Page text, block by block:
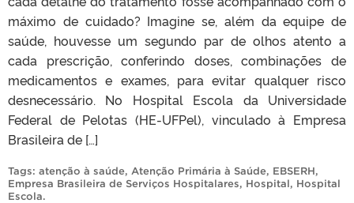
máximo de cuidado? Imagine se, além da equipe de
saúde, houvesse um segundo par de olhos atento a
cada prescrição, conferindo doses, combinações de
medicamentos e exames, para evitar qualquer risco
desnecessário. No Hospital Escola da Universidade
Federal de Pelotas (HE-UFPel), vinculado à Empresa
Brasileira de […]
Tags: atenção à saúde, Atenção Primária à Saúde, EBSERH,
Empresa Brasileira de Serviços Hospitalares, Hospital, Hospital
Escola.